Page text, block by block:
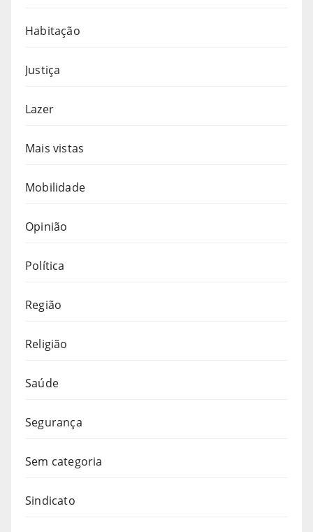
Habitação
Justiça
Lazer
Mais vistas
Mobilidade
Opinião
Política
Região
Religião
Saúde
Segurança
Sem categoria
Sindicato